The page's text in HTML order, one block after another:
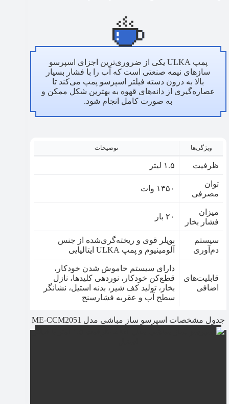
پمپ ULKA یکی از ضروری‌ترین اجزای اسپرسو
سازهای نیمه صنعتی است که آب را با فشار بسیار
بالا به درون دسته فیلتر اسپرسو پمپ می‌کند تا
عصاره‌گیری از دانه‌های قهوه به بهترین شکل ممکن و
به صورت کامل انجام شود.
ویژگی‌ها توضیحات
ظرفیت ۱.۵ لیتر
توان
مصرفی
۱۳۵۰ وات
میزان
فشار بخار
۲۰ بار
سیستم
دم‌آوری
بویلر قوی و ریخته‌گری‌شده از جنس
آلومینیوم و پمپ ULKA ایتالیایی
قابلیت‌های
اضافی
دارای سیستم خاموش شدن خودکار،
قطع‌کن خودکار، نوردهی کلیدها، نازل
بخار، تولید کف شیر، بدنه استیل، نشانگر
سطح آب و عقربه فشارسنج
جدول مشخصات اسپرسو ساز مباشی مدل ME-CCM2051